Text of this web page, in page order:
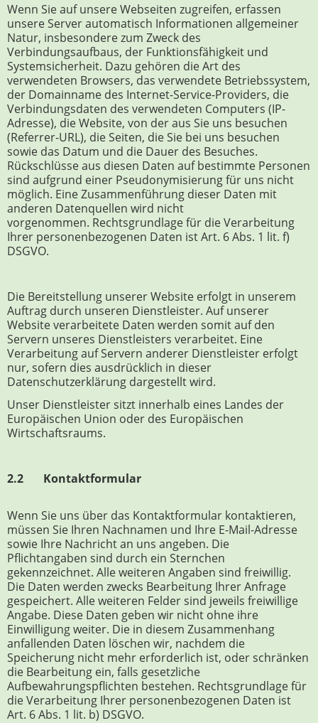
Wenn Sie auf unsere Webseiten zugreifen, erfassen
unsere Server automatisch Informationen allgemeiner
Natur, insbesondere zum Zweck des
Verbindungsaufbaus, der Funktionsfähigkeit und
Systemsicherheit. Dazu gehören die Art des
verwendeten Browsers, das verwendete Betriebssystem,
der Domainname des Internet-Service-Providers, die
Verbindungsdaten des verwendeten Computers (IP-
Adresse), die Website, von der aus Sie uns besuchen
(Referrer-URL), die Seiten, die Sie bei uns besuchen
sowie das Datum und die Dauer des Besuches.
Rückschlüsse aus diesen Daten auf bestimmte Personen
sind aufgrund einer Pseudonymisierung für uns nicht
möglich. Eine Zusammenführung dieser Daten mit
anderen Datenquellen wird nicht
vorgenommen. Rechtsgrundlage für die Verarbeitung
Ihrer personenbezogenen Daten ist Art. 6 Abs. 1 lit. f)
DSGVO.
Die Bereitstellung unserer Website erfolgt in unserem
Auftrag durch unseren Dienstleister. Auf unserer
Website verarbeitete Daten werden somit auf den
Servern unseres Dienstleisters verarbeitet. Eine
Verarbeitung auf Servern anderer Dienstleister erfolgt
nur, sofern dies ausdrücklich in dieser
Datenschutzerklärung dargestellt wird.
Unser Dienstleister sitzt innerhalb eines Landes der
Europäischen Union oder des Europäischen
Wirtschaftsraums.
2.2 Kontaktformular
Wenn Sie uns über das Kontaktformular kontaktieren,
müssen Sie Ihren Nachnamen und Ihre E-Mail-Adresse
sowie Ihre Nachricht an uns angeben. Die
Pflichtangaben sind durch ein Sternchen
gekennzeichnet. Alle weiteren Angaben sind freiwillig.
Die Daten werden zwecks Bearbeitung Ihrer Anfrage
gespeichert. Alle weiteren Felder sind jeweils freiwillige
Angabe. Diese Daten geben wir nicht ohne ihre
Einwilligung weiter. Die in diesem Zusammenhang
anfallenden Daten löschen wir, nachdem die
Speicherung nicht mehr erforderlich ist, oder schränken
die Bearbeitung ein, falls gesetzliche
Aufbewahrungspflichten bestehen. Rechtsgrundlage für
die Verarbeitung Ihrer personenbezogenen Daten ist
Art. 6 Abs. 1 lit. b) DSGVO.